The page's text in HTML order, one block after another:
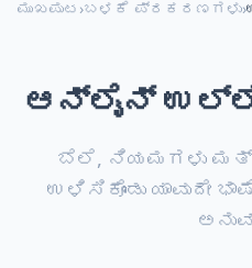
ಮುಖಪುಟ ›ಬಳಕೆ ಪ್ರಕರಣಗಳು›
ಆನ್‌ಲೈನ್
ಬೆಲೆ, ನಿಯಮಗಳು
ಉಳಿಸಿಕೊಂಡು ಯಾವುದೇ